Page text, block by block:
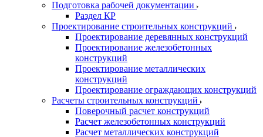
Подготовка рабочей документации
Раздел КР
Проектирование строительных конструкций
Проектирование деревянных конструкций
Проектирование железобетонных
конструкций
Проектирование металлических
конструкций
Проектирование ограждающих конструкций
Расчеты строительных конструкций
Поверочный расчет конструкций
Расчет железобетонных конструкций
Расчет металлических конструкций